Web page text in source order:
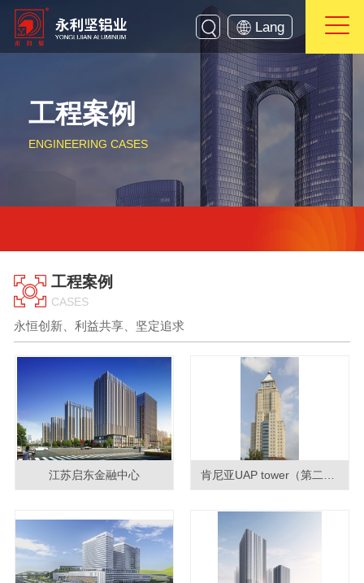
Lang
工程案例
ENGINEERING CASES
工程案例
CASES
永恒创新、利益共享、坚定追求
江苏启东金融中心 肯尼亚UAP tower（第二高楼）